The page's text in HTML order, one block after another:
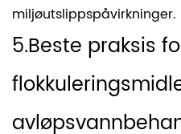
miljøutslippspåvirkninger.
5.Beste praksis